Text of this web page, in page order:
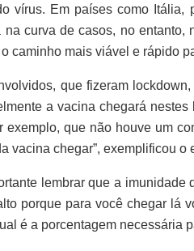
vírus. Em países como Itália,
na curva de casos, no
caminho mais viável e rápido
que fizeram
a vacina chegará
exemplo, que não houve um
vacina chegar”, exemplificou o
lembrar que a
porque para você chegar lá
é a porcentagem necessária